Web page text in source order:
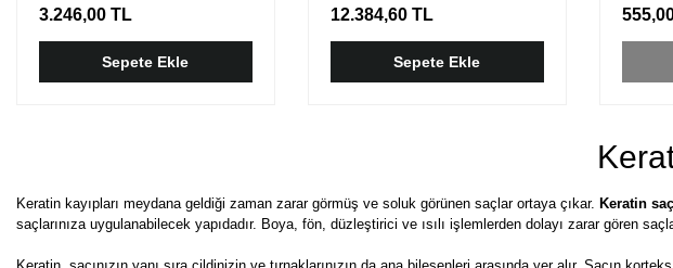
3.246,00 TL
Sepete Ekle
12.384,60 TL
Sepete Ekle
Keratin kayıpları meydana geldiği zaman zarar görmüş ve soluk görünen saçlar ortaya çıkar. Keratin
saçlarınıza uygulanabilecek yapıdadır. Boya, fön, düzleştirici ve ısılı işlemlerden dolayı zarar gören